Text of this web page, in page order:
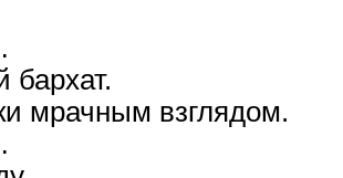
бархат.
мрачным взглядом.